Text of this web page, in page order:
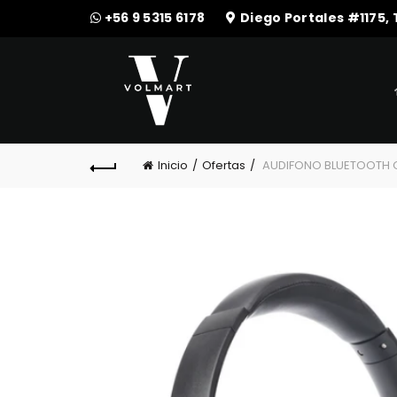
+56 9 5315 6178 Diego Portales #1175,
Inicio Ofertas AUDIFONO BLUETOOTH